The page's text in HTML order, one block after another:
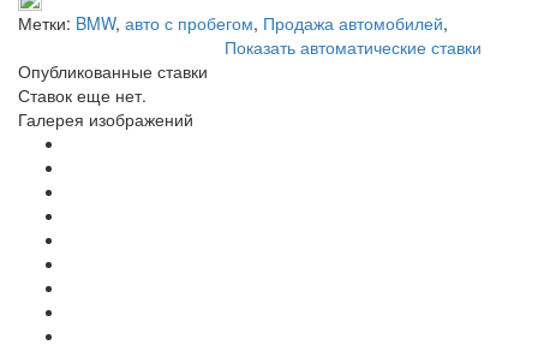
Метки: BMW, авто с пробегом, Продажа автомобилей,
Показать автоматические ставки
Опубликованные ставки
Ставок еще нет.
Галерея изображений